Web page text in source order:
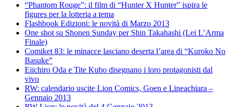
“Phantom Rouge”: il film di “Hunter X Hunter” ispira le
figures per la lotteria a tema
Flashbook Edizioni: le novità di Marzo 2013
One shot su Shonen Sunday per Shin Takahashi (Lei L’Arma
Finale)
Comiket 83: le minacce lasciano deserta l’area di “Kuroko No
Basuke”
Eiichiro Oda e Tite Kubo disegnano i loro protagonisti dal
vivo
RW: calendario uscite Lion Comics, Goen e Lineachiara –
Gennaio 2013